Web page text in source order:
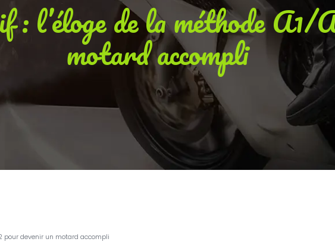
: l’éloge de la méthode A1/
motard accompli
pour devenir un motard accompli